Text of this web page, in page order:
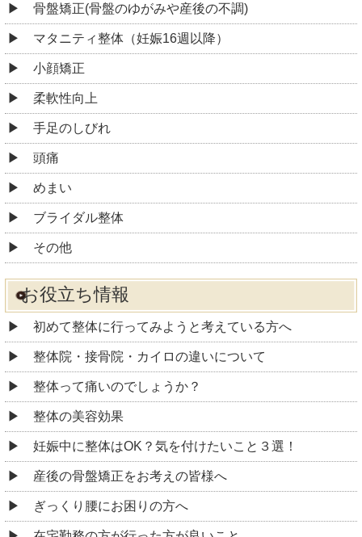
骨盤矯正(骨盤のゆがみや産後の不調)
マタニティ整体（妊娠16週以降）
小顔矯正
柔軟性向上
手足のしびれ
頭痛
めまい
ブライダル整体
その他
お役立ち情報
初めて整体に行ってみようと考えている方へ
整体院・接骨院・カイロの違いについて
整体って痛いのでしょうか？
整体の美容効果
妊娠中に整体はOK？気を付けたいこと３選！
産後の骨盤矯正をお考えの皆様へ
ぎっくり腰にお困りの方へ